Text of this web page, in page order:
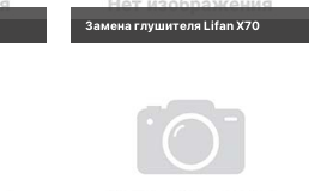
Замена глушителя Lifan X70